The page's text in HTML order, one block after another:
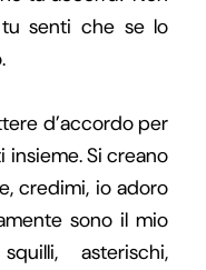
senti che se lo
d’accordo per
insieme. Si creano
credimi, io adoro
sono il mio
asterischi,